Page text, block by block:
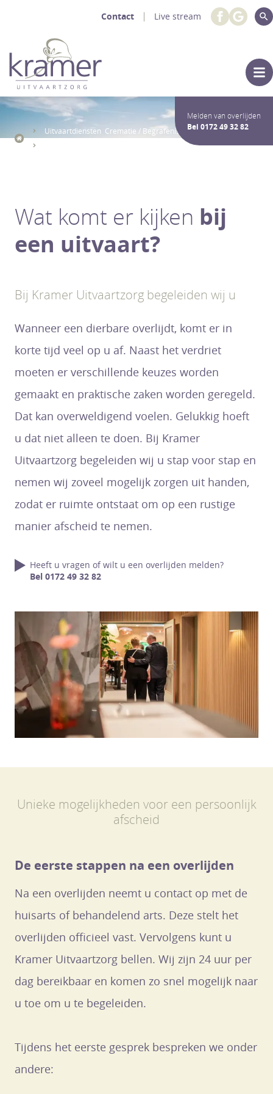
Contact Live stream
Melden van overlijden
Bel 0172 49 32 82
Uitvaartdiensten Crematie / Begrafenis
De Uitvaart
Wat komt er kijken bij
een uitvaart?
Bij Kramer Uitvaartzorg begeleiden wij u
Wanneer een dierbare overlijdt, komt er in
korte tijd veel op u af. Naast het verdriet
moeten er verschillende keuzes worden
gemaakt en praktische zaken worden geregeld.
Dat kan overweldigend voelen. Gelukkig hoeft
u dat niet alleen te doen. Bij Kramer
Uitvaartzorg begeleiden wij u stap voor stap en
nemen wij zoveel mogelijk zorgen uit handen,
zodat er ruimte ontstaat om op een rustige
manier afscheid te nemen.
Heeft u vragen of wilt u een overlijden melden?
Bel 0172 49 32 82
Unieke mogelijkheden voor een persoonlijk
afscheid
De eerste stappen na een overlijden
Na een overlijden neemt u contact op met de
huisarts of behandelend arts. Deze stelt het
overlijden officieel vast. Vervolgens kunt u
Kramer Uitvaartzorg bellen. Wij zijn 24 uur per
dag bereikbaar en komen zo snel mogelijk naar
u toe om u te begeleiden.
Tijdens het eerste gesprek bespreken we onder
andere: